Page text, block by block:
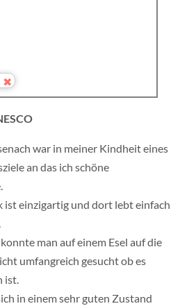
war in meiner Kindheit eines
an das ich schöne
ist einzigartig und dort lebt einfach
man auf einem Esel auf die
umfangreich gesucht ob es
ist.
in einem sehr guten Zustand